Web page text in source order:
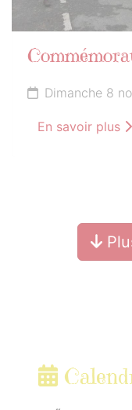
Dimanche 8
En savoir plus